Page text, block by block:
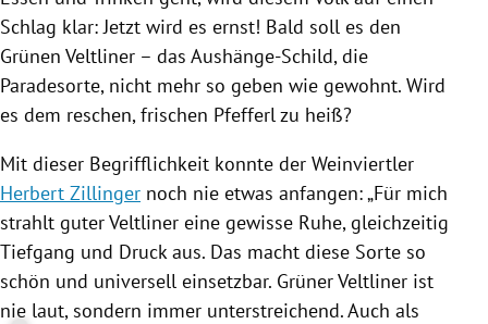
Untermenü
Untermenü
Schlag klar: Jetzt wird es ernst! Bald soll es den
Grünen Veltliner – das Aushänge-Schild, die
Paradesorte, nicht mehr so geben wie gewohnt. Wird
es dem reschen, frischen Pfefferl zu heiß?
Mit dieser Begrifflichkeit konnte der Weinviertler
Herbert Zillinger noch nie etwas anfangen: „Für mich
strahlt guterVeltliner eine gewisse Ruhe, gleichzeitig
Tiefgang und Druck aus. Das macht diese Sorte so
schön und universell einsetzbar. GrünerVeltliner ist
nie laut, sondern immer unterstreichend. Auch als